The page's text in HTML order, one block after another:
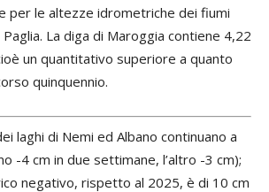
per le altezze idrometriche dei fiumi
La diga di Maroggia contiene 4,22
un quantitativo superiore a quanto
quinquennio.
laghi di Nemi ed Albano continuano a
-4 cm in due settimane, l’altro -3 cm);
negativo, rispetto al 2025, è di 10 cm